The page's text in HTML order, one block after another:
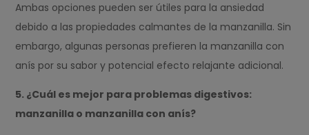
Ambas opciones pueden ser útiles para la ansiedad
debido a las propiedades calmantes de la manzanilla. Sin
embargo, algunas personas prefieren la manzanilla con
anís por su sabor y potencial efecto relajante adicional.
5. ¿Cuál es mejor para problemas digestivos:
manzanilla o manzanilla con anís?